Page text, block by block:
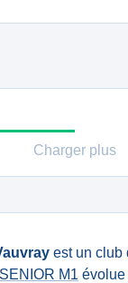
Charger plus
est un club
M1 évolue